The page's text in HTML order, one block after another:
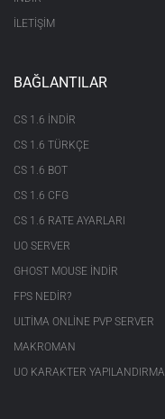
İLETİŞİM
BAĞLANTILAR
CS 1.6 INDIR
CS 1.6 TÜRKÇE
CS 1.6 BOT
CS 1.6 CFG
CS 1.6 RATE AYARLARI
UO SERVER
GHOST MOUSE INDIR
FPS NEDIR?
ULTIMA ONLINE PVP SERVER
MAKROMAN
UO KARAKTER YAPILANDIRMA